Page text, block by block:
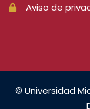
Aviso de
© Universidad